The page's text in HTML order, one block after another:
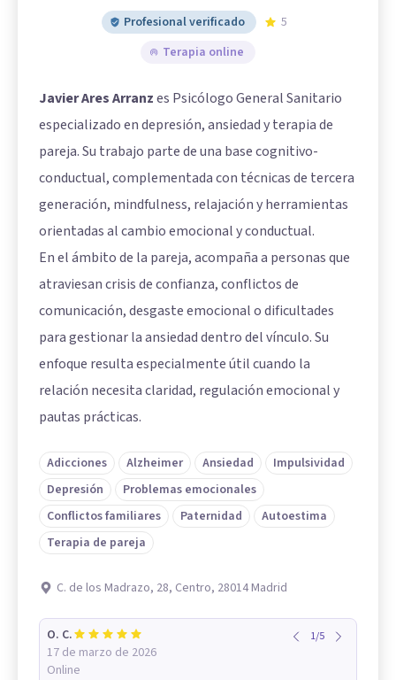
Profesional verificado
5
Terapia online
Javier Ares Arranzes Psicólogo General Sanitario
especializado en depresión, ansiedad y terapia de
pareja. Su trabajo parte de una base cognitivo-
conductual, complementada con técnicas de tercera
generación, mindfulness, relajación y herramientas
orientadas al cambio emocional y conductual.
En el ámbito de la pareja, acompaña a personas que
atraviesan crisis de confianza, conflictos de
comunicación, desgaste emocional o dificultades
para gestionar la ansiedad dentro del vínculo. Su
enfoque resulta especialmente útil cuando la
relación necesita claridad, regulación emocional y
pautas prácticas.
Adicciones Alzheimer Ansiedad
Impulsividad
Depresión
Problemas emocionales
Conflictos familiares
Paternidad
Autoestima
Terapia de pareja
C. de los Madrazo, 28, Centro, 28014 Madrid
O. C.
17 de marzo de 2026
Online
1/5